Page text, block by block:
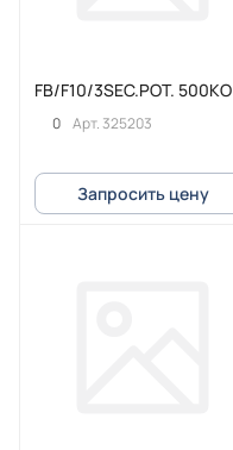
FB/F10/3SEC.POT. 500KO
0 Арт.325203
Запросить цену